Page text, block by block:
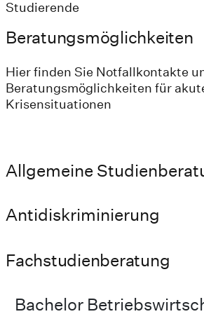
Studierende
Beratungsmöglichkeiten
Hier finden Sie Notfallkontakte
Beratungsmöglichkeiten für
Krisensituationen
Allgemeine
Antidiskriminierung
Fachstudienberatung
Bachelor